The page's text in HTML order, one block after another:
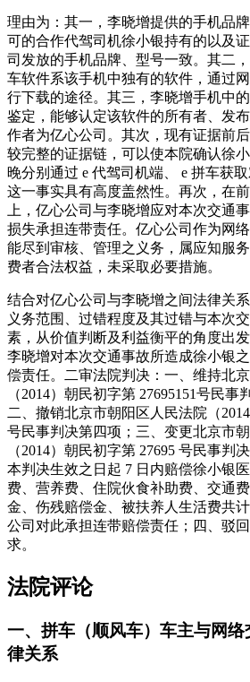
理由为：其一，李晓增提供的手机品
可的合作代驾司机徐小银持有的以及
司发放的手机品牌、型号一致。其二
车软件系该手机中独有的软件，通过
行下载的途径。其三，李晓增手机中
鉴定，能够认定该软件的所有者、发
作者为亿心公司。其次，现有证据前
较完整的证据链，可以使本院确认徐
晚分别通过 e 代驾司机端、 e 拼车获
这一事实具有高度盖然性。再次，在
上，亿心公司与李晓增应对本次交通
损失承担连带责任。亿心公司作为网
能尽到审核、管理之义务，属应知服
费者合法权益，未采取必要措施。
结合对亿心公司与李晓增之间法律关
义务范围、过错程度及其过错与本次
素，从价值判断及利益衡平的角度出
李晓增对本次交通事故所造成徐小银
偿责任。二审法院判决：一、维持北
（2014）朝民初字第 27695151号民事
二、撤销北京市朝阳区人民法院（
号民事判决第四项；三、变更北京市
（2014）朝民初字第 27695 号民事判
本判决生效之日起 7 日内赔偿徐小银
费、营养费、住院伙食补助费、交通
金、伤残赔偿金、被扶养人生活费共
公司对此承担连带赔偿责任；四、驳
求。
法院评论
一、拼车（顺风车）车主与网
律关系